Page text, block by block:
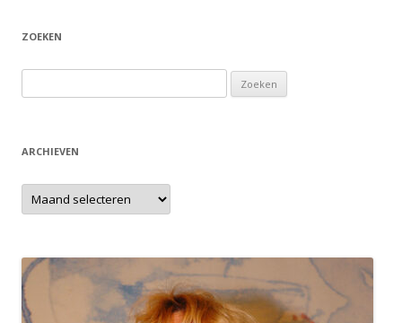
ZOEKEN
naar:
ARCHIEVEN
Archieven